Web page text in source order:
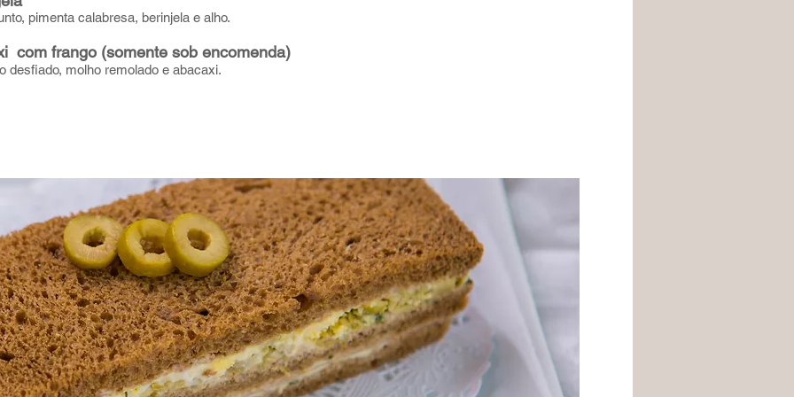
Pão Branco
alface, maioneses e ovos.
ovos, molho americano, maionese e catchup.
Pão Branco
alface, maioneses e ovos.
ovos, molho americano, maionese e catchup.
pimenta calabresa, berinjela e alho.
com frango (somente sob encomenda)
desfiado, molho remolado e abacaxi.